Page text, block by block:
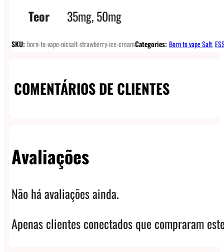
Teor
35mg, 50mg
SKU: born-to-vape-nicsalt-strawberry-ice-creamCategories: Born to vape Salt,
COMENTÁRIOS DE CLIENTES
Avaliações
Não há avaliações ainda.
Apenas clientes conectados que compraram